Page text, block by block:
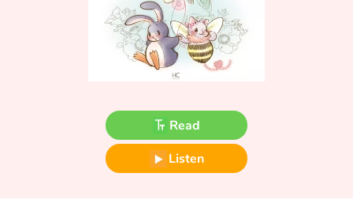
Tales and classics in french
Princesses and princes, kings, queens and dragons
Ogres, monsters and witches
Read
Listen